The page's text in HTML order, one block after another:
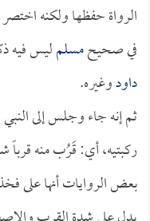
الرواة حفظها ولكنه
في صحيحمسلمليس فيه
داودوغيره.
ثم إنه جاء وجلس إلى
ركبتيه، أي: قَرُب منه
بعض الروايات أنها على